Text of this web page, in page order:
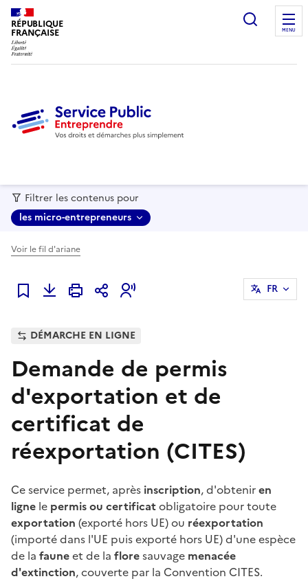
RÉPUBLIQUE
FRANÇAISE MENU
Filtrer les contenus pour
les micro-entrepreneurs
Voir le fil d'ariane
Ajouter à mes favoris
FR
DÉMARCHE EN LIGNE
Demande de permis
d'exportation et de
certificat de
réexportation (CITES)
Ce service permet, après inscription, d'obteniren
ligne le permis ou certificatobligatoire pour toute
exportation (exporté hors UE) ou réexportation
(importé dans l'UE puis exporté hors UE) d'une espèce
de la fauneet de la floresauvage menacée
d'extinction, couverte par la Convention CITES.